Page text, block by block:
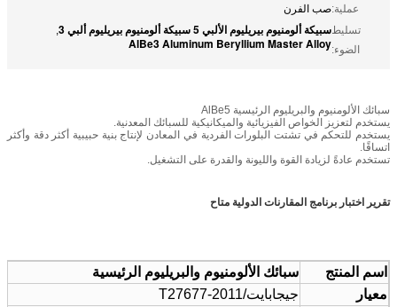
عملية:صب الفرن
تسليط
الضوء:
سبيكة ألومنيوم بيريليوم الألبي 5 سبيكة ألومنيوم بيريليوم ألبي 3 ,
AlBe3 Aluminum Beryllium Master Alloy
سبائك الألومنيوم والبريليوم الرئيسية AlBe5
يستخدم لتعزيز الخواص الفيزيائية والميكانيكية للسبائك المعدنية.
يستخدم للتحكم في تشتت البلورات الفردية في المعادن لإنتاج بنية حبيبية أكثر دقة وأكثر
اتساقًا.
تستخدم عادةً لزيادة القوة والليونة والقدرة على التشغيل.
تقرير اختبار برنامج المقارنات الدولية متاح
اسم المنتج
سبائك الألومنيوم والبريليوم الرئيسية
معيار
جيجابايت/T27677-2011